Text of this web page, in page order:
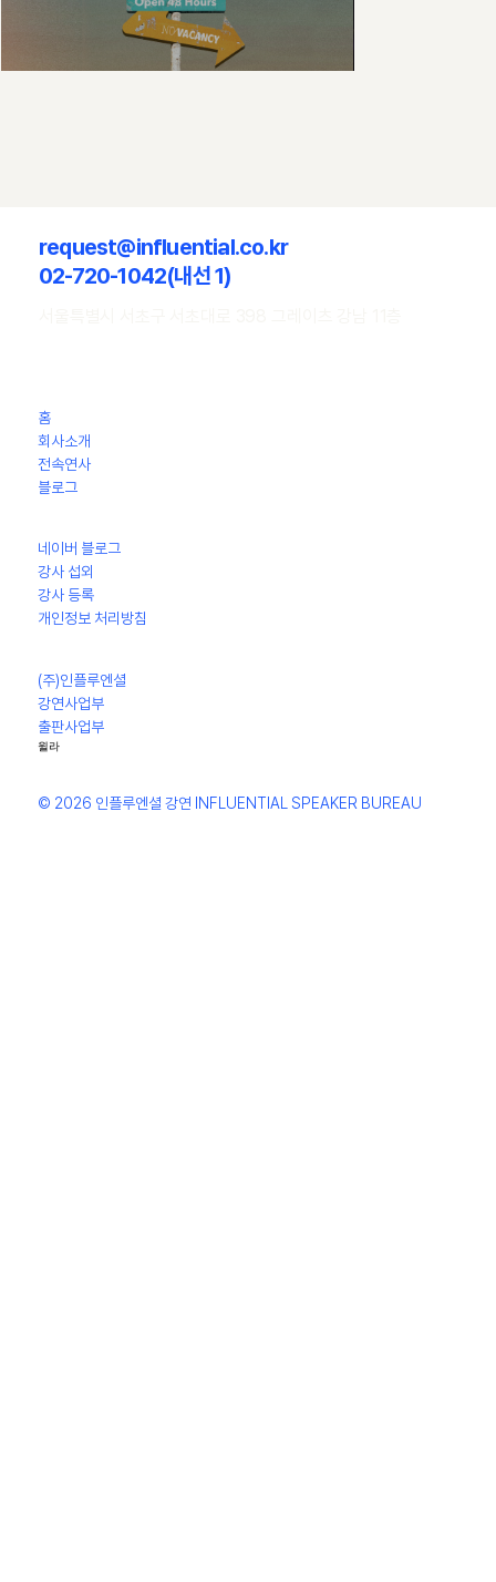
request@influential.co.kr
02-720-1042(내선 1)
홈
회사소개
전속연사
​블로그
네이버 블로그
강사 섭외
강사 등록
개인정보 처리방침
(주)인플루엔셜
강연사업부
출판사업부
윌라
© 2026 인플루엔셜 강연 INFLUENTIAL SPEAKER BUREAU